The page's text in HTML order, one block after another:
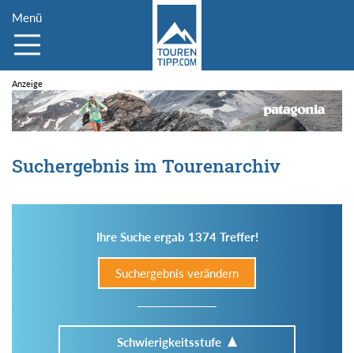
Menü
Suchergebnis im Tourenarchiv
Ihre Suche ergab 1374 Treffer!
Suchergebnis verändern
Schwierigkeitsstufe